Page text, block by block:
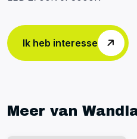
Ik heb interesse
Meer van